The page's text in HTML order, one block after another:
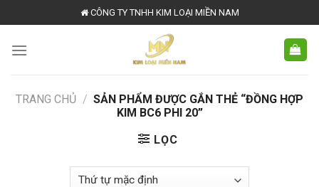
to
content
CÔNG TY TNHH KIM LOẠI MIỀN NAM
TRANG CHỦ / SẢN PHẨM ĐƯỢC GẮN THẺ “ĐỒNG HỢP
KIM BC6 PHI 20”
LỌC